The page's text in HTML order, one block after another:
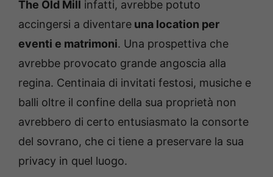
The Old Mill infatti, avrebbe potuto
accingersi a diventare una location per
eventi e matrimoni. Una prospettiva che
avrebbe provocato grande angoscia alla
regina. Centinaia di invitati festosi, musiche e
balli oltre il confine della sua proprietà non
avrebbero di certo entusiasmato la consorte
del sovrano, che ci tiene a preservare la sua
privacy in quel luogo.